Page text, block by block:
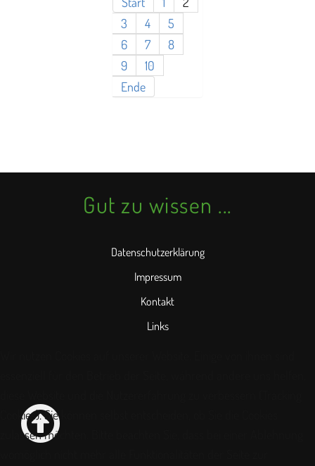
3
4
5
6
7
8
9
10
Ende
Gut zu wissen ...
Datenschutzerklärung
Impressum
Kontakt
Links
Cookies). Sie können selbst entscheiden, ob Sie die Cookies
zulassen möchten. Bitte beachten Sie, dass bei einer Ablehnung